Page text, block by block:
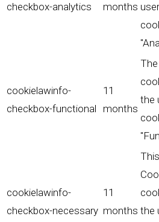
checkbox-analytics
months
cookielawinfo-
checkbox-functional
11
months
the
cookielawinfo-
checkbox-necessary
11
months the